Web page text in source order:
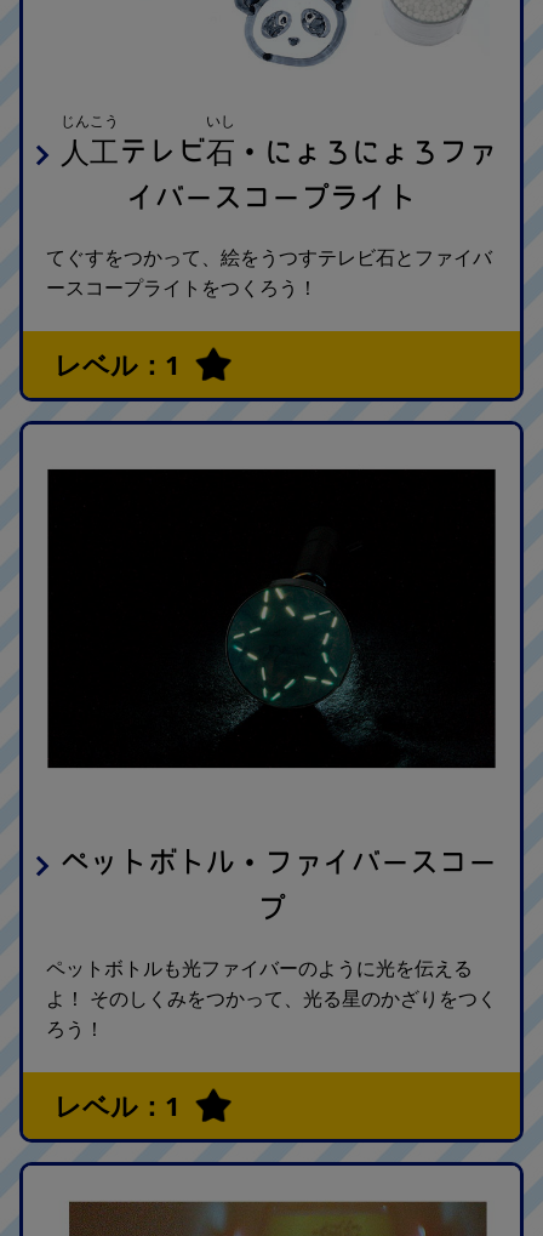
人工
じんこう
テレビ石
いし
・にょろにょろファ
イバースコープライト
てぐすをつかって、絵をうつすテレビ石とファイバ
ースコープライトをつくろう！
レベル：1
ペットボトル・ファイバースコー
プ
ペットボトルも光ファイバーのように光を伝える
よ！ そのしくみをつかって、光る星のかざりをつく
ろう！
レベル：1